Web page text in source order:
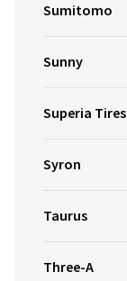
Sumitomo
Sunny
Superia Tires
Syron
Taurus
Three-A